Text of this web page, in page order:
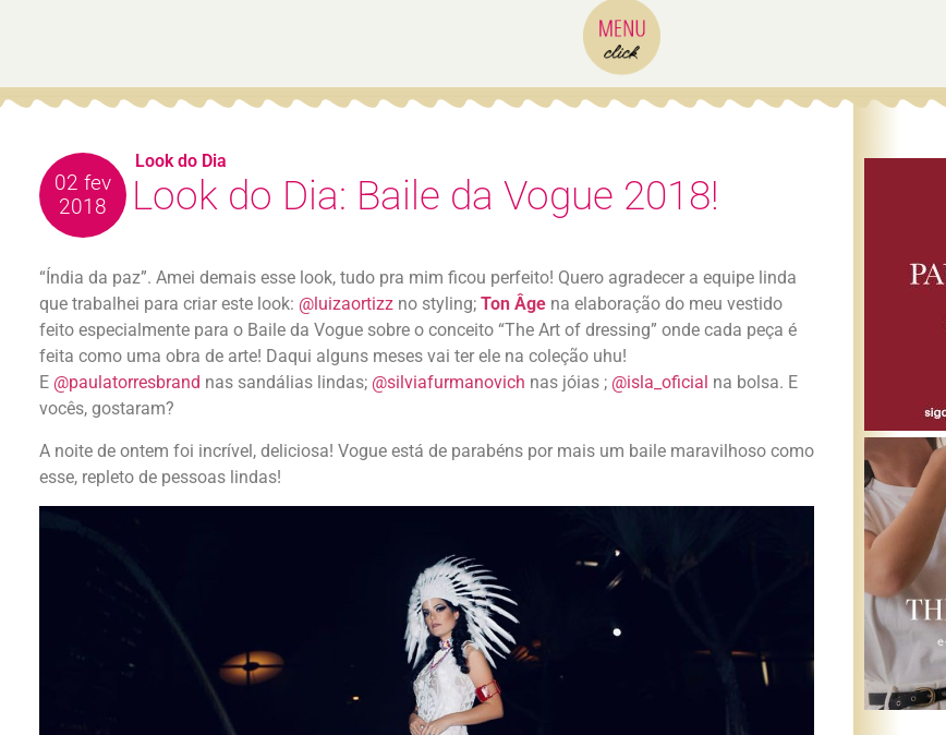
02 fev
2018
Look do Dia: Baile da Vogue 2018!
“Índia da paz”. Amei demais esse look, tudo pra mim ficou perfeito! Quero agradecer a equipe linda
que trabalhei para criar este look: @luizaortizz no styling; Ton Âge na elaboração do meu vestido
feito especialmente para o Baile da Vogue sobre o conceito “The Art of dressing” onde cada peça é
feita como uma obra de arte! Daqui alguns meses vai ter ele na coleção uhu!
E @paulatorresbrand nas sandálias lindas; @silviafurmanovich nas jóias ; @isla_oficial na bolsa. E
vocês, gostaram?
A noite de ontem foi incrível, deliciosa! Vogue está de parabéns por mais um baile maravilhoso como
esse, repleto de pessoas lindas!
Look do Dia